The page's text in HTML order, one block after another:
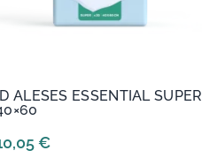
ALESES ESSENTIAL SUPER
€